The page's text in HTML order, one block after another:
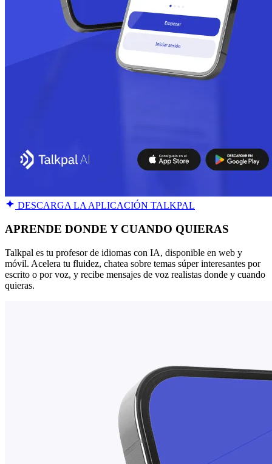
DESCARGA LA APLICACIÓN TALKPAL
APRENDE DONDE Y CUANDO QUIERAS
Talkpal es tu profesor de idiomas con IA, disponible en web y
móvil. Acelera tu fluidez, chatea sobre temas súper interesantes por
escrito o por voz, y recibe mensajes de voz realistas donde y cuando
quieras.